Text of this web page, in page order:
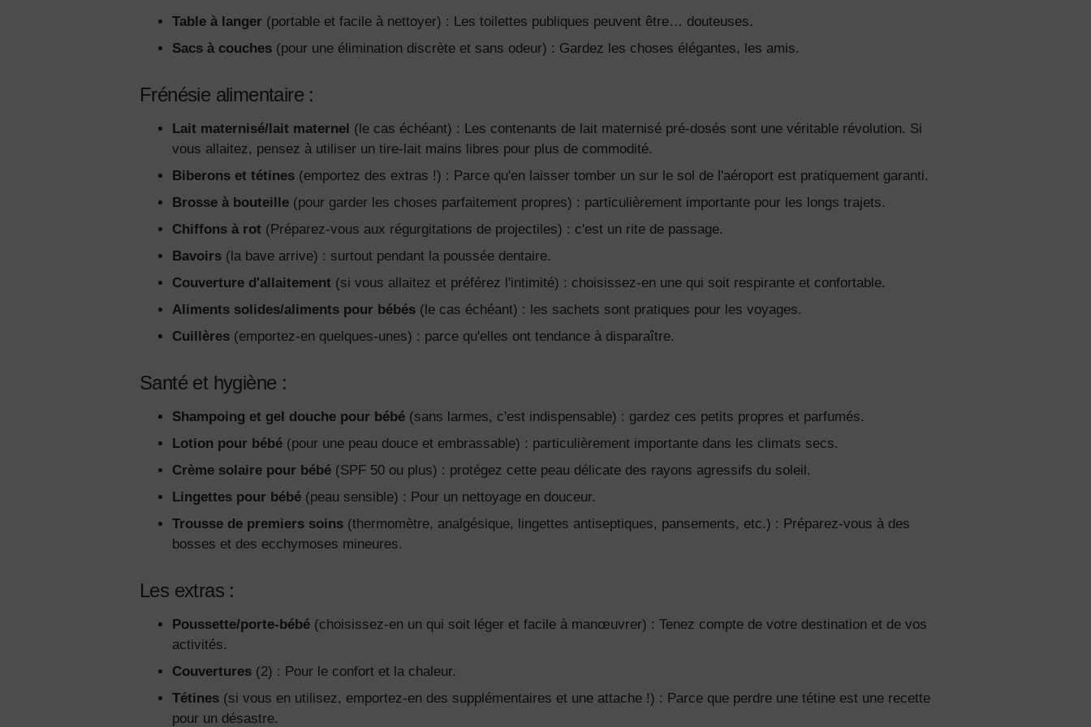
Table à langer (portable et facile à nettoyer) : Les toilettes publiques peuvent être… douteuses.
Sacs à couches (pour une élimination discrète et sans odeur) : Gardez les choses élégantes, les amis.
Frénésie alimentaire :
Lait maternisé/lait maternel (le cas échéant) : Les contenants de lait maternisé pré-dosés sont une véritable révolution. Si
vous allaitez, pensez à utiliser un tire-lait mains libres pour plus de commodité.
Biberons et tétines (emportez des extras !) : Parce qu'en laisser tomber un sur le sol de l'aéroport est pratiquement garanti.
Brosse à bouteille (pour garder les choses parfaitement propres) : particulièrement importante pour les longs trajets.
Chiffons à rot (Préparez-vous aux régurgitations de projectiles) : c'est un rite de passage.
Bavoirs (la bave arrive) : surtout pendant la poussée dentaire.
Couverture d'allaitement (si vous allaitez et préférez l'intimité) : choisissez-en une qui soit respirante et confortable.
Aliments solides/aliments pour bébés (le cas échéant) : les sachets sont pratiques pour les voyages.
Cuillères (emportez-en quelques-unes) : parce qu'elles ont tendance à disparaître.
Santé et hygiène :
Shampoing et gel douche pour bébé (sans larmes, c'est indispensable) : gardez ces petits propres et parfumés.
Lotion pour bébé (pour une peau douce et embrassable) : particulièrement importante dans les climats secs.
Crème solaire pour bébé (SPF 50 ou plus) : protégez cette peau délicate des rayons agressifs du soleil.
Lingettes pour bébé (peau sensible) : Pour un nettoyage en douceur.
Trousse de premiers soins (thermomètre, analgésique, lingettes antiseptiques, pansements, etc.) : Préparez-vous à des
bosses et des ecchymoses mineures.
Les extras :
Poussette/porte-bébé (choisissez-en un qui soit léger et facile à manœuvrer) : Tenez compte de votre destination et de vos
activités.
Couvertures (2) : Pour le confort et la chaleur.
Tétines (si vous en utilisez, emportez-en des supplémentaires et une attache !) : Parce que perdre une tétine est une recette
pour un désastre.